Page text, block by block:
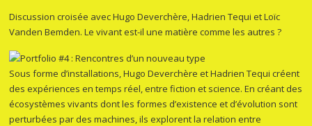
Discussion croisée avec Hugo Deverchère, Hadrien Tequi et Loïc
Vanden Bemden. Le vivant est-il une matière comme les autres ?
Sous forme d’installations, Hugo Deverchère et Hadrien Tequi créent
des expériences en temps réel, entre fiction et science. En créant des
écosystèmes vivants dont les formes d’existence et d’évolution sont
perturbées par des machines, ils explorent la relation entre